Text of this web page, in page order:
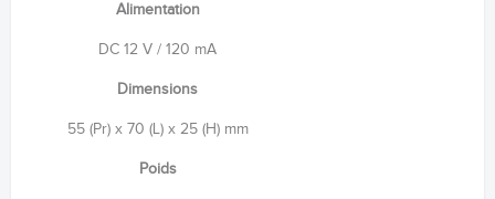
Alimentation
DC 12 V / 120 mA
Dimensions
55 (Pr) x 70 (L) x 25 (H) mm
Poids